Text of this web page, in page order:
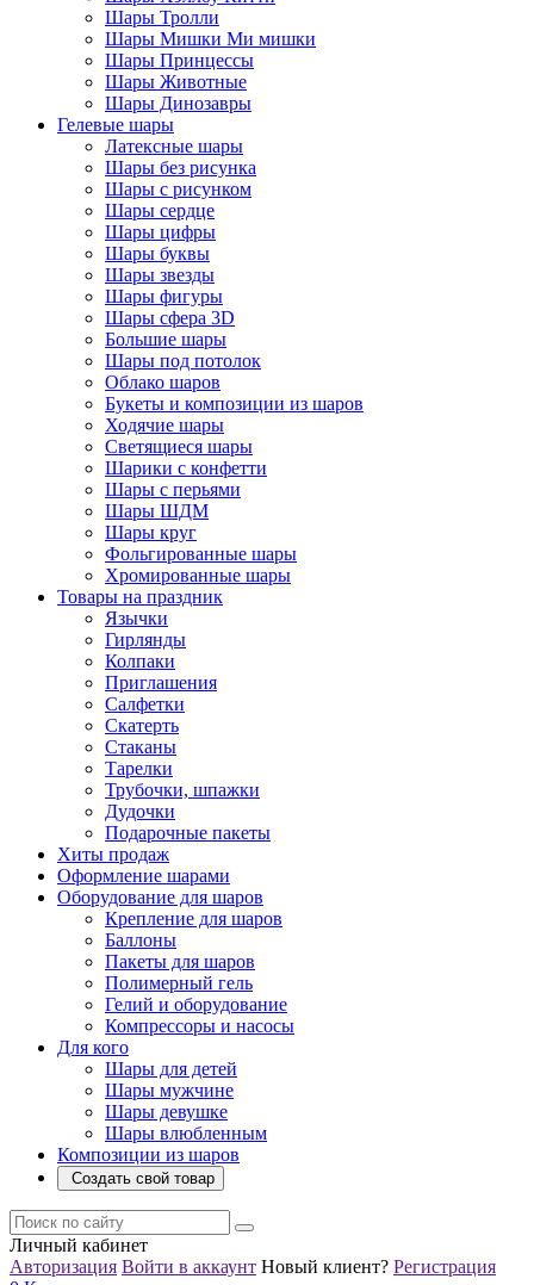
Шары Тролли
Шары Мишки Ми мишки
Шары Принцессы
Шары Животные
Шары Динозавры
Гелевые шары
Латексные шары
Шары без рисунка
Шары с рисунком
Шары сердце
Шары цифры
Шары буквы
Шары звезды
Шары фигуры
Шары сфера 3D
Большие шары
Шары под потолок
Облако шаров
Букеты и композиции из шаров
Ходячие шары
Светящиеся шары
Шарики с конфетти
Шары с перьями
Шары ШДМ
Шары круг
Фольгированные шары
Хромированные шары
Товары на праздник
Язычки
Гирлянды
Колпаки
Приглашения
Салфетки
Скатерть
Стаканы
Тарелки
Трубочки, шпажки
Дудочки
Подарочные пакеты
Хиты продаж
Оформление шарами
Оборудование для шаров
Крепление для шаров
Баллоны
Пакеты для шаров
Полимерный гель
Гелий и оборудование
Компрессоры и насосы
Для кого
Шары для детей
Шары мужчине
Шары девушке
Шары влюбленным
Композиции из шаров
Создать свой товар
Личный кабинет
Авторизация Войти в аккаунт Новый клиент? Регистрация